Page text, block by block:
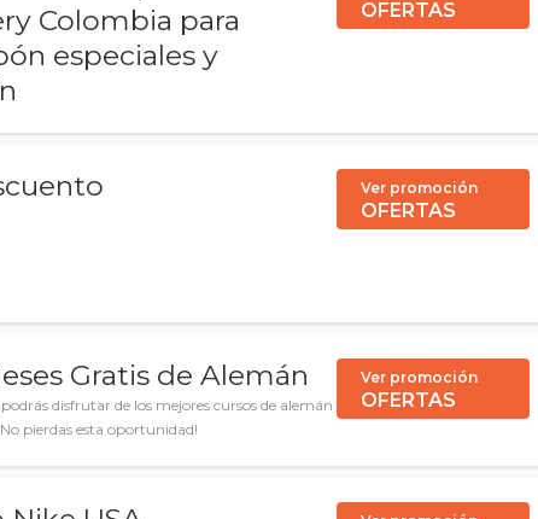
Colombia para
especiales y
OFERTAS
Ver promoción
OFERTAS
Gratis de Alemán
disfrutar de los mejores cursos de alemán
pierdas esta oportunidad!
Ver promoción
OFERTAS